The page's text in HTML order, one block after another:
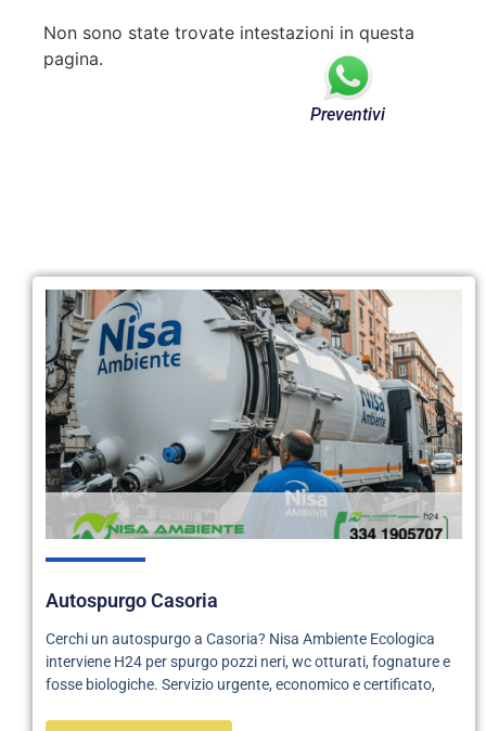
Non sono state trovate intestazioni in questa
pagina.
Autospurgo Casoria
Cerchi un autospurgo a Casoria? Nisa Ambiente Ecologica
interviene H24 per spurgo pozzi neri, wc otturati, fognature e
fosse biologiche. Servizio urgente, economico e certificato,
Preventivi